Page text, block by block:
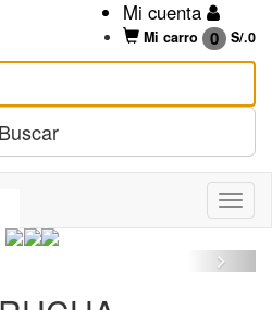
Mi cuenta
Mi carro 0 S/.0